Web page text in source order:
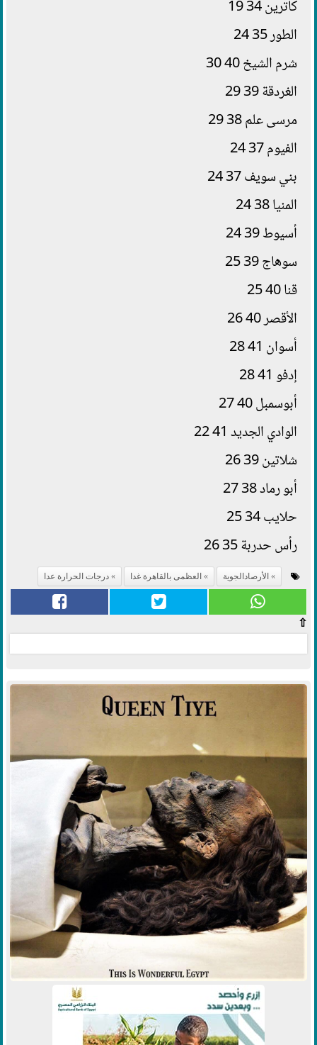
كاترين 34 19
الطور 35 24
شرم الشيخ 40 30
الغردقة 39 29
مرسى علم 38 29
الفيوم 37 24
بني سويف 37 24
المنيا 38 24
أسيوط 39 24
سوهاج 39 25
قنا 40 25
الأقصر 40 26
أسوان 41 28
إدفو 41 28
أبوسمبل 40 27
الوادي الجديد 41 22
شلاتين 39 26
أبو رماد 38 27
حلايب 34 25
رأس حدربة 35 26
الأرصادالجوية العظمى بالقاهرة غدا درجات الحرارة عدا
⇧